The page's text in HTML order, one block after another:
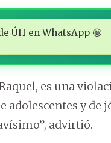
ÚH en WhatsApp 🤩
es una
adolescentes y de
advirtió.